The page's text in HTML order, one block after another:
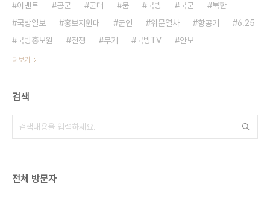
이벤트
공군 군대 붐 국방 국군
북한
국방일보
홍보지원대 군인 위문열차 항공기
6.25
국방홍보원
전쟁 무기 국방TV 안보
더보기
검색
전체 방문자